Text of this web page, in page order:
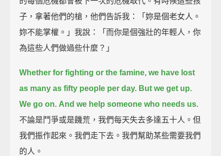
子，拿著他們的槍，他們告訴我：「妳是個老女人。
妳不能掌權。」我說：「而你是個強壯的年輕人，你
為這些人們做過些什麼？」
Whether for fighting or the famine, we have lost
as many as fifty people per day. But we get up.
We go on. And we help someone who needs us.
不論是鬥爭或是饑荒，我們每天失去多達五十人。但
我們振作起來。我們走下去。我們幫助某些需要我們
的人。